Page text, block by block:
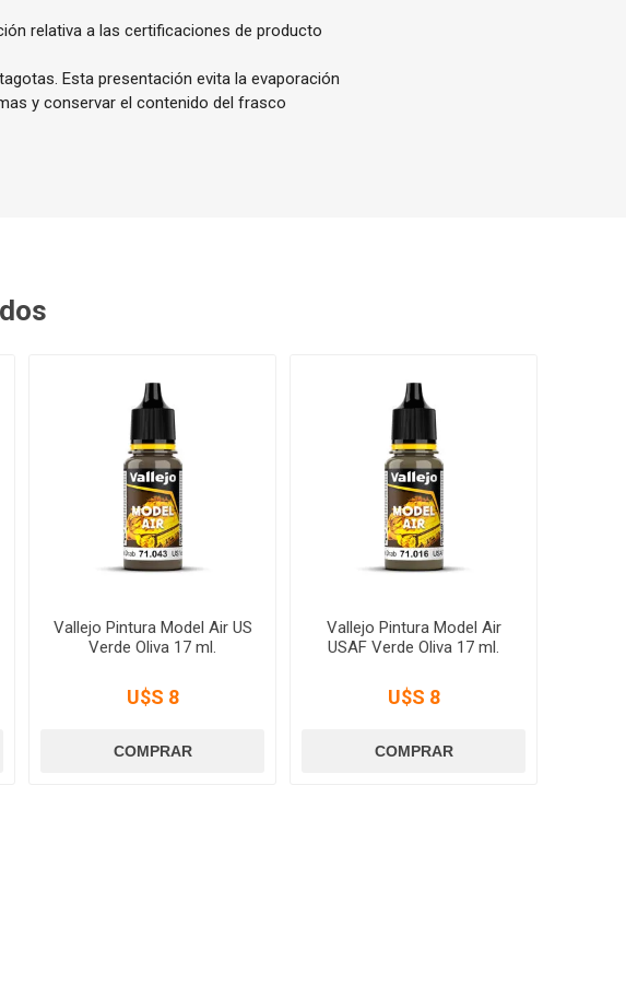
relativa a las certificaciones de producto
Esta presentación evita la evaporación
y conservar el contenido del frasco
Vallejo Pintura Model Air US
Verde Oliva 17 ml.
U$S 8
Vallejo Pintura Model Air
USAF Verde Oliva 17 ml.
U$S 8